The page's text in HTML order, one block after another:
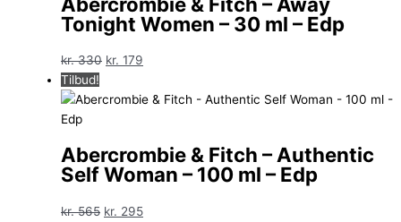
Tonight Women – 30 ml – Edp
kr.330 Den
pris
kr. 179
pris
Tilbud!
Abercrombie & Fitch – Authentic
Self Woman – 100 ml – Edp
kr.565 Den
kr. 295Den